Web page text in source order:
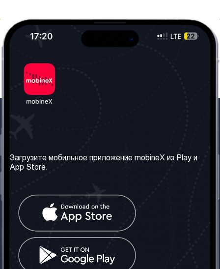
Наши сервисы
Правила и Условия
Часто задаваемые
вопросы
Контакт
Грузия: Тбилиси
Телефон: +442030340050
Социальные сети
Загрузите мобильное приложение mobineX из Play и
App Store.